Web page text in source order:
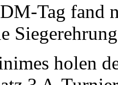
Tag fand
holen